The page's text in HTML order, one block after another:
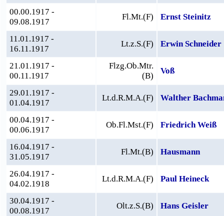
00.00.1917 -
09.08.1917
Fl.Mt.(F) Ernst Steinitz
11.01.1917 -
16.11.1917
Lt.z.S.(F) Erwin Schneider
21.01.1917 -
00.11.1917
Flzg.Ob.Mtr.
(B)
Voß
29.01.1917 -
01.04.1917
Lt.d.R.M.A.(F) Walther
00.04.1917 -
00.06.1917
Ob.Fl.Mst.(F) Friedrich Weiß
16.04.1917 -
31.05.1917
Fl.Mt.(B) Hausmann
26.04.1917 -
04.02.1918
Lt.d.R.M.A.(F) Paul Heineck
30.04.1917 -
00.08.1917
Olt.z.S.(B) Hans Geisler